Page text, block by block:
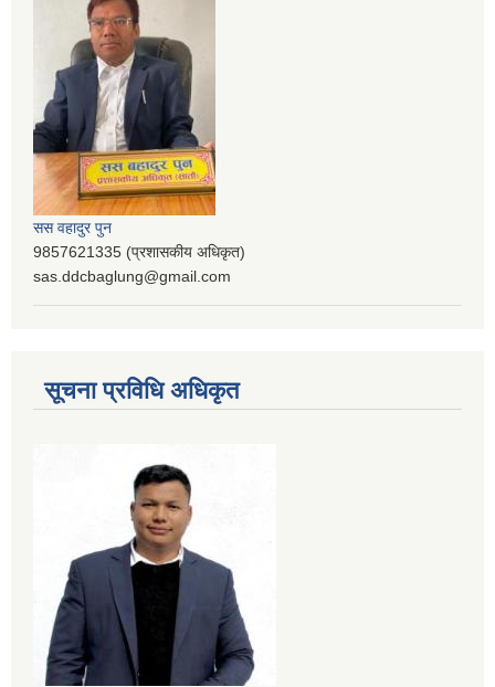
सस वहादुर पुन
9857621335 (प्रशासकीय अधिकृत)
sas.ddcbaglung@gmail.com
सूचना प्रविधि अधिकृत